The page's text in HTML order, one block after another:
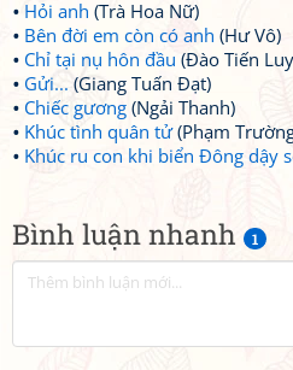
Bình luận nhanh 1
Hỏi anh (Trà Hoa Nữ)
Bên đời em còn có anh (Hư Vô)
Chỉ tại nụ hôn đầu (Đào Tiến
Gửi... (Giang Tuấn Đạt)
Chiếc gương (Ngải Thanh)
Khúc tình quân tử(Phạm
Khúc ru con khi biển Đông dậy